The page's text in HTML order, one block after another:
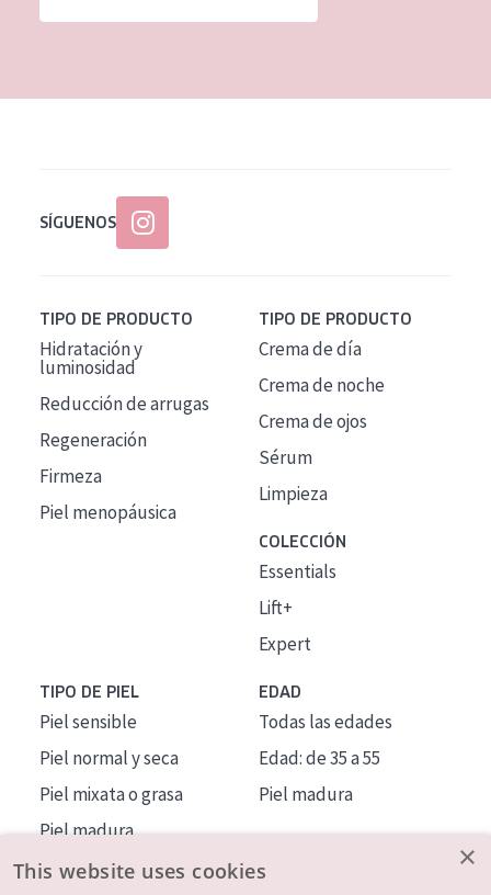
Edad: de 35 a 55
SÍGUENOS
TIPO DE PRODUCTO
Hidratación y
luminosidad
Reducción de arrugas
Regeneración
Firmeza
Piel menopáusica
TIPO DE PRODUCTO
Crema de día
Crema de noche
Crema de ojos
Sérum
Limpieza
COLECCIÓN
Essentials
Lift+
Expert
TIPO DE PIEL
Piel sensible
Piel normal y seca
Piel mixata o grasa
Piel madura
Piel expuesta al sol
EDAD
Todas las edades
Edad: de 35 a 55
Piel madura
×
This website uses cookies